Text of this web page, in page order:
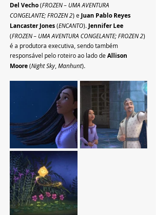
Del Vecho (FROZEN – UMA AVENTURA
CONGELANTE; FROZEN 2) e Juan Pablo Reyes
Lancaster Jones (ENCANTO). Jennifer Lee
(FROZEN – UMA AVENTURA CONGELANTE; FROZEN 2)
é a produtora executiva, sendo também
responsável pelo roteiro ao lado de Allison
Moore (Night Sky Manhunt).